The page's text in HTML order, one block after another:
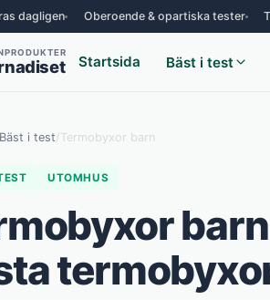
dagligen Oberoende & opartiska tester
Startsida Bäst i test
Bäst i test/Termobyxor barn
UTOMHUS